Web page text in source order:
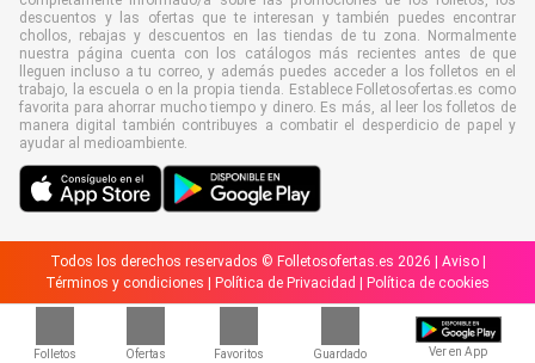
Folletos Ofertas Favoritos Guardado Ver en App
descuentos y las ofertas que te interesan y también puedes encontrar
chollos, rebajas y descuentos en las tiendas de tu zona. Normalmente
nuestra página cuenta con los catálogos más recientes antes de que
lleguen incluso a tu correo, y además puedes acceder a los folletos en el
trabajo, la escuela o en la propia tienda. Establece Folletosofertas.es como
favorita para ahorrar mucho tiempo y dinero. Es más, al leer los folletos de
manera digital también contribuyes a combatir el desperdicio de papel y
ayudar al medioambiente.
Todos los derechos reservados © Folletosofertas.es 2026 | Aviso|
Términos y condiciones
Política de Privacidad Política de cookies